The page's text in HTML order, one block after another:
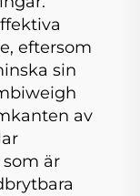
eftersom
sin
av
är